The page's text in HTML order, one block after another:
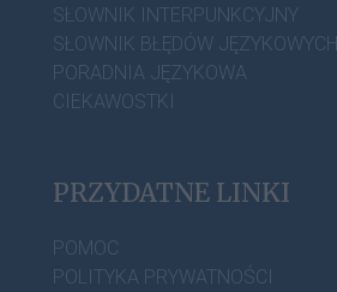
SŁOWNIK INTERPUNKCYJNY
SŁOWNIK BŁĘDÓW JĘZYKOWYCH
PORADNIA JĘZYKOWA
CIEKAWOSTKI
PRZYDATNE LINKI
POMOC
POLITYKA PRYWATNOŚCI